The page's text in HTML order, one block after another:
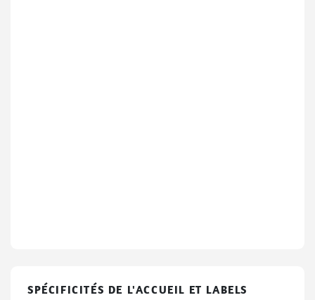
SPÉCIFICITÉS DE L'ACCUEIL ET LABELS